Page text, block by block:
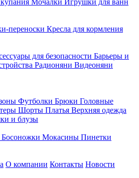
Мочалки Игрушки для ванн
переноски Кресла для кормления
для безопасности Барьеры и
Радионяни Видеоняни
Футболки Брюки Головные
Шорты Платья Верхняя одежда
и блузы
Босоножки Мокасины Пинетки
О компании Контакты Новости